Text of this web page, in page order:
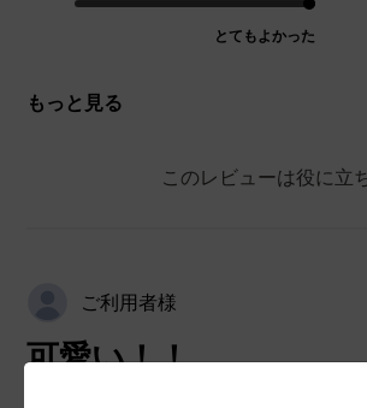
とてもよかった
もっと見る
このレビューは役に立
ご利用者様
可愛い！！